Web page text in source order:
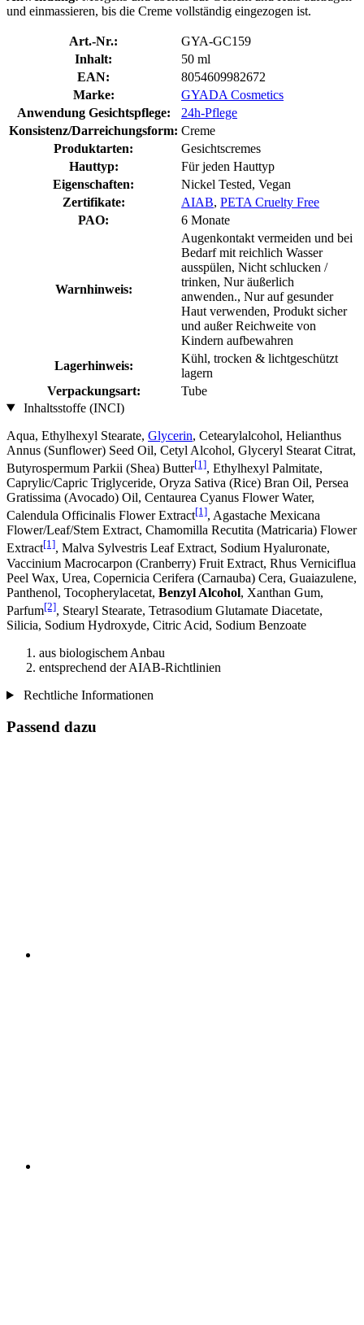
und einmassieren, bis die Creme vollständig eingezogen ist.
Art.-Nr.:
GYA-GC159
Inhalt:
50 ml
EAN:
8054609982672
Marke:
GYADA Cosmetics
Anwendung Gesichtspflege:
24h-Pflege
Konsistenz/Darreichungsform: Creme
Produktarten:
Gesichtscremes
Hauttyp:
Für jeden Hauttyp
Eigenschaften:
Nickel Tested, Vegan
Zertifikate:
AIAB, PETA Cruelty Free
PAO:
6 Monate
Warnhinweis:
Augenkontakt vermeiden und bei
Bedarf mit reichlich Wasser
ausspülen, Nicht schlucken /
trinken, Nur äußerlich
anwenden., Nur auf gesunder
Haut verwenden, Produkt sicher
und außer Reichweite von
Kindern aufbewahren
Lagerhinweis:
Kühl, trocken & lichtgeschützt
lagern
Verpackungsart:
Tube
Inhaltsstoffe (INCI)
Aqua, Ethylhexyl Stearate, Glycerin, Cetearylalcohol, Helianthus
Annus (Sunflower) Seed Oil, Cetyl Alcohol, Glyceryl Stearat Citrat,
Butyrospermum Parkii (Shea) Butter[1], Ethylhexyl Palmitate,
Caprylic/Capric Triglyceride, Oryza Sativa (Rice) Bran Oil, Persea
Gratissima (Avocado) Oil, Centaurea Cyanus Flower Water,
Calendula Officinalis Flower Extract[1], Agastache Mexicana
Flower/Leaf/Stem Extract, Chamomilla Recutita (Matricaria) Flower
Extract[1], Malva Sylvestris Leaf Extract, Sodium Hyaluronate,
Vaccinium Macrocarpon (Cranberry) Fruit Extract, Rhus Verniciflua
Peel Wax, Urea, Copernicia Cerifera (Carnauba) Cera, Guaiazulene,
Panthenol, Tocopherylacetat, Benzyl Alcohol, Xanthan Gum,
Parfum[2], Stearyl Stearate, Tetrasodium Glutamate Diacetate,
Silicia, Sodium Hydroxyde, Citric Acid, Sodium Benzoate
aus biologischem Anbau
entsprechend der AIAB-Richtlinien
Rechtliche Informationen
Passend dazu